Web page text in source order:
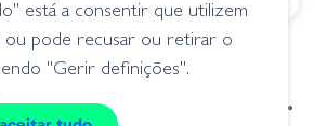
livro de reclamações
está a consentir que utilizem
ou pode recusar ou retirar o
"Gerir definições".